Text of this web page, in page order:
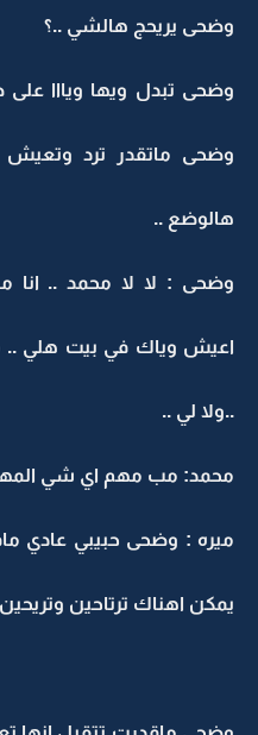
وضحى يريحج هالشي ..؟
وضحى تبدل ويها ويااا على
وضحى ماتقدر ترد وتعيش
هالوضع ..
وضحى : لا لا محمد .. انا
اعيش وياك في بيت هلي ..
..ولا لي ..
محمد: مب مهم اي شي المهم
ميره : وضحى حبيبي عادي
يمكن اهناك ترتاحين